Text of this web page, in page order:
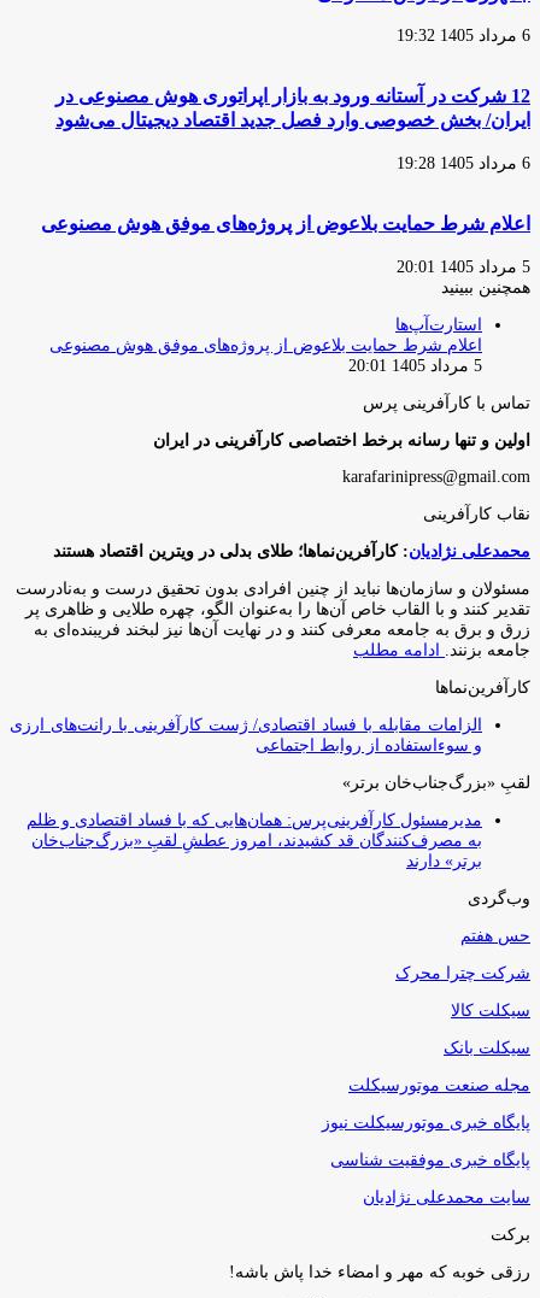
6 مرداد 1405 19:32
12 شرکت در آستانه ورود به بازار اپراتوری هوش مصنوعی در
ایران/ بخش خصوصی وارد فصل جدید اقتصاد دیجیتال می‌شود
6 مرداد 1405 19:28
اعلام شرط حمایت بلاعوض از پروژه‌های موفق هوش مصنوعی
5 مرداد 1405 20:01
همچنین ببینید
استارت‌آپ‌ها
اعلام شرط حمایت بلاعوض از پروژه‌های موفق هوش مصنوعی
5 مرداد 1405 20:01
تماس با کارآفرینی پرس
اولین و تنها رسانه برخط اختصاصی کارآفرینی در ایران
karafarinipress@gmail.com
نقاب کارآفرینی
محمدعلی نژادیان: کارآفرین‌نماها؛ طلای بدلی در ویترین اقتصاد هستند
مسئولان و سازمان‌ها نباید از چنین افرادی بدون تحقیق درست و به‌نادرست
تقدیر کنند و با القاب خاص آ‌ن‌ها را به‌عنوان الگو، چهره طلایی و ظاهری پر
زرق و برق به جامعه معرفی کنند و در نهایت آن‌ها نیز لبخند فریبنده‌ای به
جامعه بزنند.
ادامه مطلب
کارآفرین‌نماها
الزامات مقابله با فساد اقتصادی/ ژست کارآفرینی با رانت‌های ارزی
و سوءاستفاده از روابط اجتماعی
لقبِ «بزرگ‌جناب‌خان برتر»
مدیرمسئول کارآفرینی‌پرس: همان‌هایی که با فساد اقتصادی و ظلم
به مصرف‌کنندگان قد کشیدند، امروز عطشِ لقبِ «بزرگ‌جناب‌خان
برتر» دارند
وب‌گردی
حس هفتم
شرکت چترا محرک
سیکلت کالا
سیکلت بانک
مجله صنعت موتورسیکلت
پایگاه خبری موتورسیکلت نیوز
پایگاه خبری موفقیت شناسی
سایت محمدعلی نژادیان
برکت
رزقی خوبه كه مهر و امضاء خدا پاش باشه!